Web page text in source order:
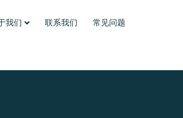
我们 联系我们 常见问题